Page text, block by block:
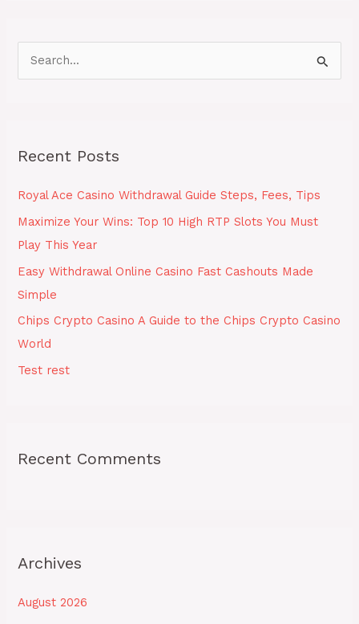
c
f
o
r
:
Recent Posts
Royal Ace Casino Withdrawal Guide Steps, Fees, Tips
Maximize Your Wins: Top 10 High RTP Slots You Must
Play This Year
Easy Withdrawal Online Casino Fast Cashouts Made
Simple
Chips Crypto Casino A Guide to the Chips Crypto Casino
World
Test rest
Recent Comments
Archives
August 2026